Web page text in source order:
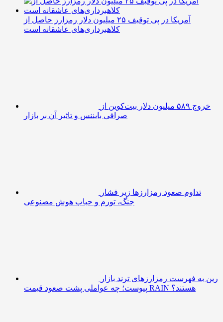
آمریکا در پی توقیف ۲۵ میلیون دلار رمزارز حاصل از
کلاهبرداری‌های عاشقانه است
خروج ۵۸۹ میلیون دلار بیت‌کوین از
صرافی بایننس و تاثیر آن بر بازار
تداوم صعود رمزارزها زیر فشار
جنگ، تورم و حباب هوش مصنوعی
رین به فهرست رمزارزهای ترند بازار
پیوست؛ چه عواملی پشت صعود قیمت RAIN هستند؟